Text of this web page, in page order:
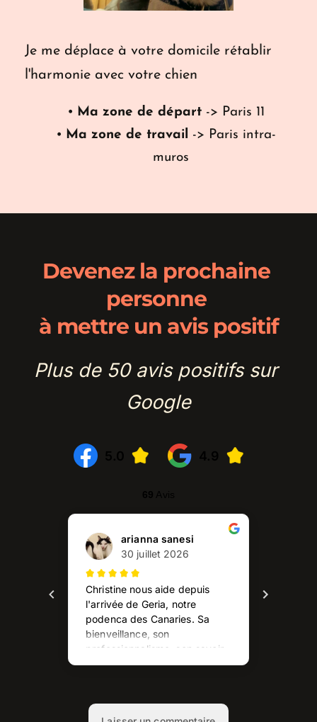
Je me déplace à votre domicile rétablir
l'harmonie avec votre chien
Ma zone de départ -> Paris 11
Ma zone de travail -> Paris intra-
muros
Devenez la prochaine
personne
à mettre un avis positif
Plus de 50 avis positifs sur
Google